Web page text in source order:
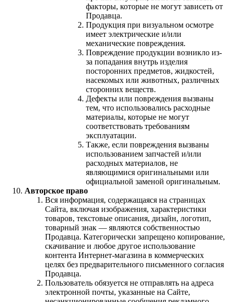
факторы, которые не могут зависеть от
Продавца.
Продукция при визуальном осмотре
имеет электрические и/или
механические повреждения.
Повреждение продукции возникло из-
за попадания внутрь изделия
посторонних предметов, жидкостей,
насекомых или животных, различных
сторонних веществ.
Дефекты или повреждения вызваны
тем, что использовались расходные
материалы, которые не могут
соответствовать требованиям
эксплуатации.
Также, если повреждения вызваны
использованием запчастей и/или
расходных материалов, не
являющимися оригинальными или
официальной заменой оригинальным.
Авторское право
Вся информация, содержащаяся на страницах
Сайта, включая изображения, характеристики
товаров, текстовые описания, дизайн, логотип,
товарный знак — являются собственностью
Продавца. Категорически запрещено копирование,
скачивание и любое другое использование
контента Интернет-магазина в коммерческих
целях без предварительного письменного согласия
Продавца.
Пользователь обязуется не отправлять на адреса
электронной почты, указанные на Сайте,